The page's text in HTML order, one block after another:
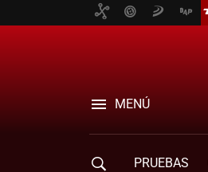
MENÚ
PRUEBAS